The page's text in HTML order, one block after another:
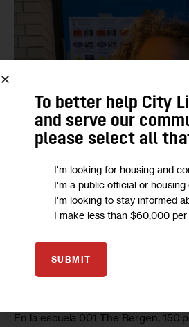
Francisco Uranga
En la escuela 001 The Bergen, 150
To better help City
and serve our
please select all
I'm looking for housing and
I'm a public official or
I'm looking to stay informed
I make less than $60,000 per
SUBMIT